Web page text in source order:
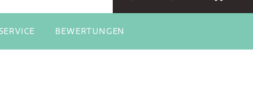
BEWERTUNGEN